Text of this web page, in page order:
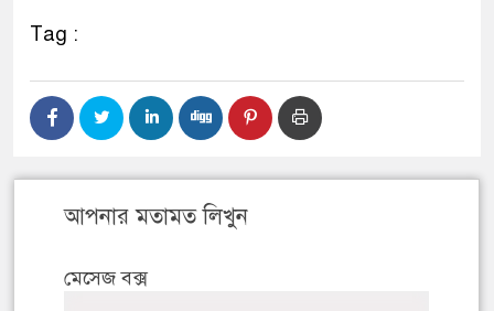
Tag :
আপনার মতামত লিখুন
মেসেজ বক্স